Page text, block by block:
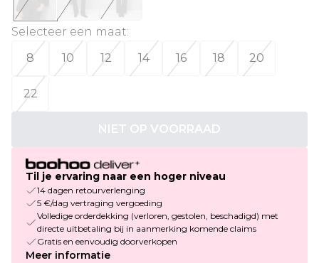
Selecteer een maat:
8
10 12 14 16 18 20
22
NIET OP VOORRAAD
Til je ervaring naar een hoger niveau
14 dagen retourverlenging
5 €/dag vertraging vergoeding
Volledige orderdekking (verloren, gestolen, beschadigd) met
directe uitbetaling bij in aanmerking komende claims
Gratis en eenvoudig doorverkopen
Meer informatie